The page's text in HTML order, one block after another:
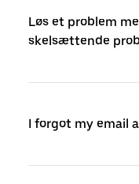
Løs et problem
skelsættende
I forgot my email